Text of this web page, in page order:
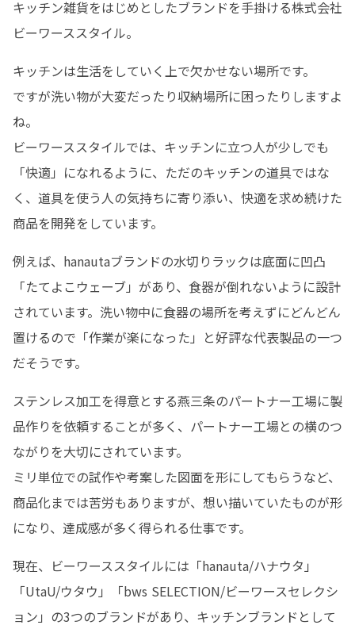
キッチン雑貨をはじめとしたブランドを手掛ける株式会社
ビーワーススタイル。
キッチンは生活をしていく上で欠かせない場所です。
ですが洗い物が大変だったり収納場所に困ったりしますよ
ね。
ビーワーススタイルでは、キッチンに立つ人が少しでも
「快適」になれるように、ただのキッチンの道具ではな
く、道具を使う人の気持ちに寄り添い、快適を求め続けた
商品を開発をしています。
例えば、hanautaブランドの水切りラックは底面に凹凸
「たてよこウェーブ」があり、食器が倒れないように設計
されています。洗い物中に食器の場所を考えずにどんどん
置けるので「作業が楽になった」と好評な代表製品の一つ
だそうです。
ステンレス加工を得意とする燕三条のパートナー工場に製
品作りを依頼することが多く、パートナー工場との横のつ
ながりを大切にされています。
ミリ単位での試作や考案した図面を形にしてもらうなど、
商品化までは苦労もありますが、想い描いていたものが形
になり、達成感が多く得られる仕事です。
現在、ビーワーススタイルには「hanauta/ハナウタ」
「UtaU/ウタウ」「bws SELECTION/ビーワースセレクシ
ョン」の3つのブランドがあり、キッチンブランドとして